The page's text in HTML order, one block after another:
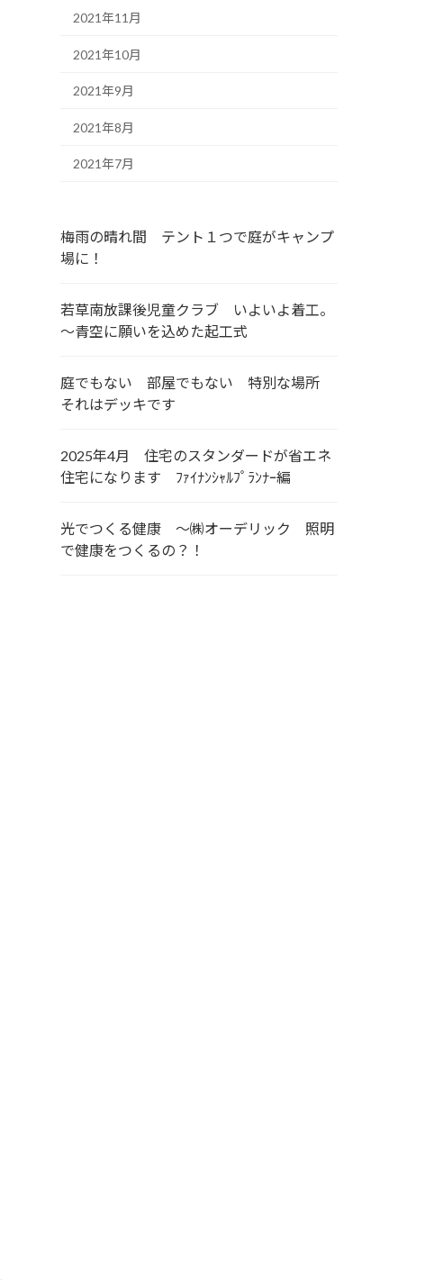
2021年11月
2021年10月
2021年9月
2021年8月
2021年7月
梅雨の晴れ間 テント１つで庭がキャンプ
場に！
若草南放課後児童クラブ いよいよ着工。
～青空に願いを込めた起工式
庭でもない 部屋でもない 特別な場所
それはデッキです
2025年4月 住宅のスタンダードが省エネ
住宅になります ﾌｧｲﾅﾝｼｬﾙﾌﾟﾗﾝﾅｰ編
光でつくる健康 ～㈱オーデリック 照明
で健康をつくるの？！